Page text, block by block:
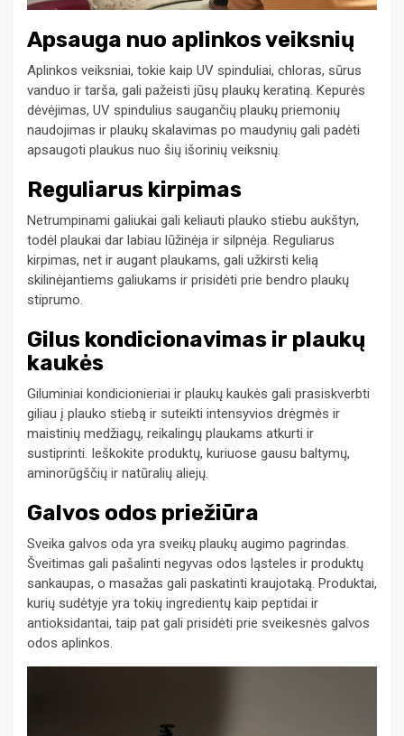
Apsauga nuo aplinkos veiksnių
Aplinkos veiksniai, tokie kaip UV spinduliai, chloras, sūrus
vanduo ir tarša, gali pažeisti jūsų plaukų keratiną. Kepurės
dėvėjimas, UV spindulius saugančių plaukų priemonių
naudojimas ir plaukų skalavimas po maudynių gali padėti
apsaugoti plaukus nuo šių išorinių veiksnių.
Reguliarus kirpimas
Netrumpinami galiukai gali keliauti plauko stiebu aukštyn,
todėl plaukai dar labiau lūžinėja ir silpnėja. Reguliarus
kirpimas, net ir augant plaukams, gali užkirsti kelią
skilinėjantiems galiukams ir prisidėti prie bendro plaukų
stiprumo.
Gilus kondicionavimas ir plaukų
kaukės
Giluminiai kondicionieriai ir plaukų kaukės gali prasiskverbti
giliau į plauko stiebą ir suteikti intensyvios drėgmės ir
maistinių medžiagų, reikalingų plaukams atkurti ir
sustiprinti. Ieškokite produktų, kuriuose gausu baltymų,
aminorūgščių ir natūralių aliejų.
Galvos odos priežiūra
Sveika galvos oda yra sveikų plaukų augimo pagrindas.
Šveitimas gali pašalinti negyvas odos ląsteles ir produktų
sankaupas, o masažas gali paskatinti kraujotaką. Produktai,
kurių sudėtyje yra tokių ingredientų kaip peptidai ir
antioksidantai, taip pat gali prisidėti prie sveikesnės galvos
odos aplinkos.